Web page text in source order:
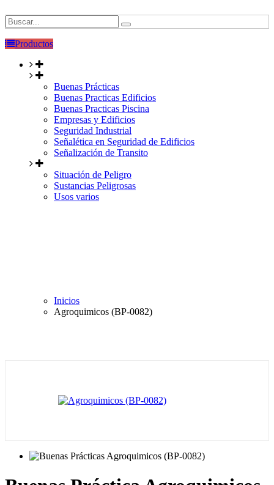
Productos
Buenas Prácticas
Buenas Practicas Edificios
Buenas Practicas Piscina
Empresas y Edificios
Seguridad Industrial
Señalética en Seguridad de Edificios
Señalización de Transito
Situación de Peligro
Sustancias Peligrosas
Usos varios
Inicios
Agroquimicos (BP-0082)